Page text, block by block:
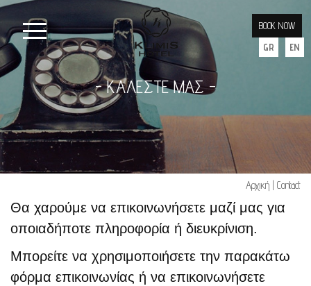
- ΚΑΛΕΣΤΕ ΜΑΣ -
BOOK NOW
GR
EN
Αρχική Contact
Θα χαρούμε να επικοινωνήσετε μαζί μας για
οποιαδήποτε πληροφορία ή διευκρίνιση.
Μπορείτε να χρησιμοποιήσετε την παρακάτω
φόρμα επικοινωνίας ή να επικοινωνήσετε